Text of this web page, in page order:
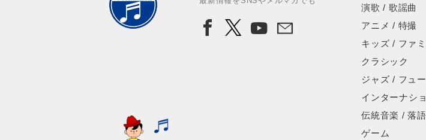
演歌 / 歌謡曲
アニメ / 特撮
キッズ / ファ
クラシック
ジャズ / フュ
インターナシ
伝統音楽 / 落
ゲーム